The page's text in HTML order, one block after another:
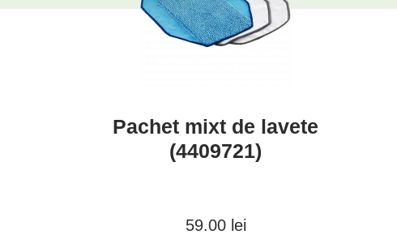
Pachet mixt de lavete
(4409721)
59.00 lei